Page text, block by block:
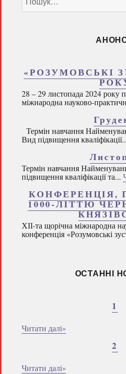
за
запитом:
«РОЗУМОВСЬКІ
28 – 29 листопада 2024 року
міжнародна науково-
Термін навчання
Вид підвищення
Термін навчання
підвищення кваліфікації та...
КОНФЕРЕНЦІЯ,
1000-ЛІТТЮ
ХІІ-та щорічна міжнародна
конференція «Розумовські
ОСТАННІ
1
Читати далі»
2
Читати далі»